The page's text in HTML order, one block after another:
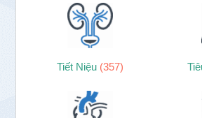
Tiết Niệu (357)